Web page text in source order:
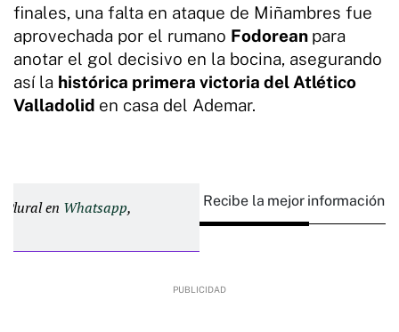
finales, una falta en ataque de Miñambres fue
aprovechada por el rumano Fodorean para
anotar el gol decisivo en la bocina, asegurando
así la histórica primera victoria del Atlético
Valladolid en casa del Ademar.
Plural en Whatsapp, Recibe la mejor información